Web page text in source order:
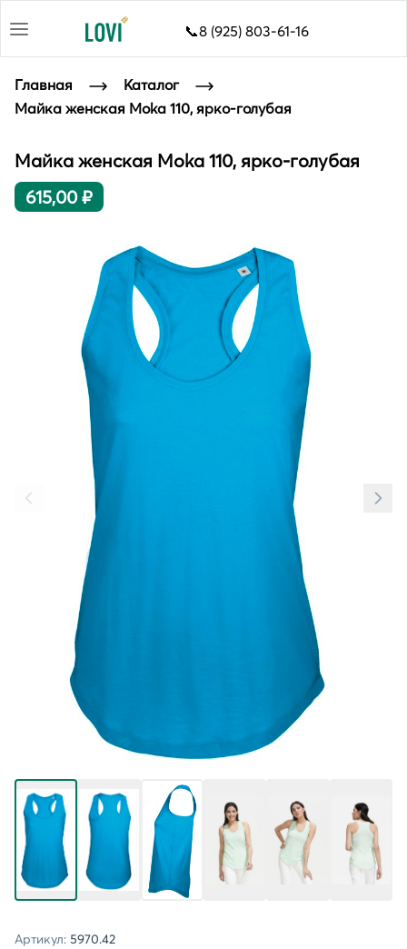
📞8 (925) 803-61-16
Главная
Каталог
Майка женская Moka 110, ярко-голубая
Майка женская Moka 110, ярко-голубая
615,00 ₽
Артикул: 5970.42